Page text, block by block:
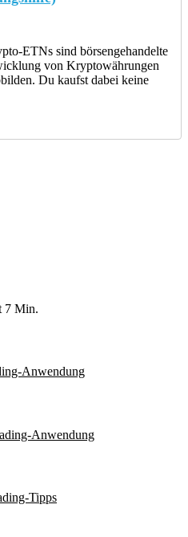
ETNs sind börsengehandelte
von Kryptowährungen
Du kaufst dabei keine
7 Min.
Anwendung
Anwendung
Tipps